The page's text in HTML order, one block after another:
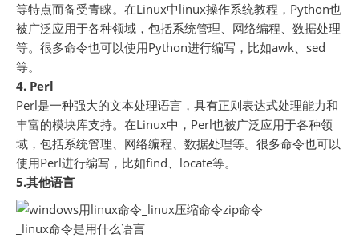
等特点而备受青睐。在Linux中linux操作系统教程，Python也
被广泛应用于各种领域，包括系统管理、网络编程、数据处理
等。很多命令也可以使用Python进行编写，比如awk、sed
等。
4. Perl
Perl是一种强大的文本处理语言，具有正则表达式处理能力和
丰富的模块库支持。在Linux中，Perl也被广泛应用于各种领
域，包括系统管理、网络编程、数据处理等。很多命令也可以
使用Perl进行编写，比如find、locate等。
5.其他语言